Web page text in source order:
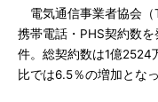
電気通信事業者協会（
携帯電話・PHS契約数
件。総契約数は1億2524
比では6.5％の増加となっ